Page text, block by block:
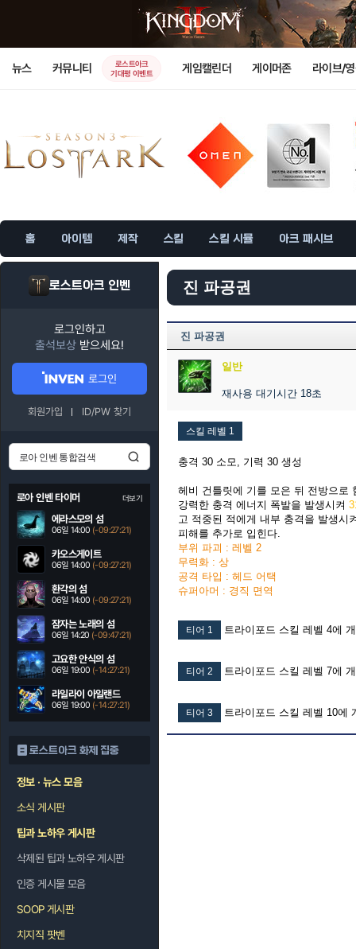
뉴스 커뮤니티
로스트아크
기대평 이벤트
게임캘린더 게이머존 라이브/
홈 아이템 제작 스킬 스킬 시뮬 아크 패시브
로스트아크 인벤
로그인하고
출석보상 받으세요!
로그인
회원가입 ID/PW 찾기
로아 인벤 타이머 더보기
에라스모의 섬
06일 14:00 (-09:27:20)
카오스게이트
06일 14:00 (-09:27:20)
환각의 섬
06일 14:00 (-09:27:20)
잠자는 노래의 섬
06일 14:20 (-09:47:20)
고요한 안식의 섬
06일 19:00 (-14:27:20)
라일라이 아일랜드
06일 19:00 (-14:27:20)
로스트아크 화제 집중
정보 · 뉴스 모음
소식 게시판
팁과 노하우 게시판
삭제된 팁과 노하우 게시판
인증 게시물 모음
SOOP 게시판
치지직 팟벤
진 파공권
진 파공권
일반
재사용 대기시간 18초
스킬 레벨 1
충격 30 소모, 기력 30 생성
헤비 건틀릿에 기를 모은 뒤 전방으로
강력한 충격 에너지 폭발을 발생시켜
고 적중된 적에게 내부 충격을 발생시
피해를 추가로 입힌다.
부위 파괴 : 레벨 2
무력화 : 상
공격 타입 : 헤드 어택
슈퍼아머 : 경직 면역
티어 1 트라이포드 스킬 레벨 4에
티어 2 트라이포드 스킬 레벨 7에
티어 3 트라이포드 스킬 레벨 10에